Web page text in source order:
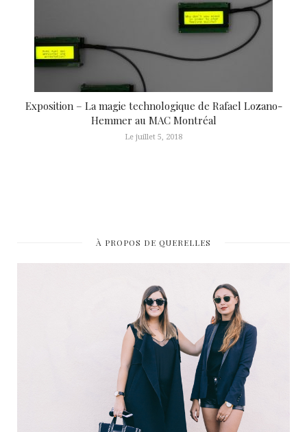
Exposition – La magie technologique de Rafael Lozano-
Hemmer au MAC Montréal
Le juillet 5, 2018
À PROPOS DE QUERELLES